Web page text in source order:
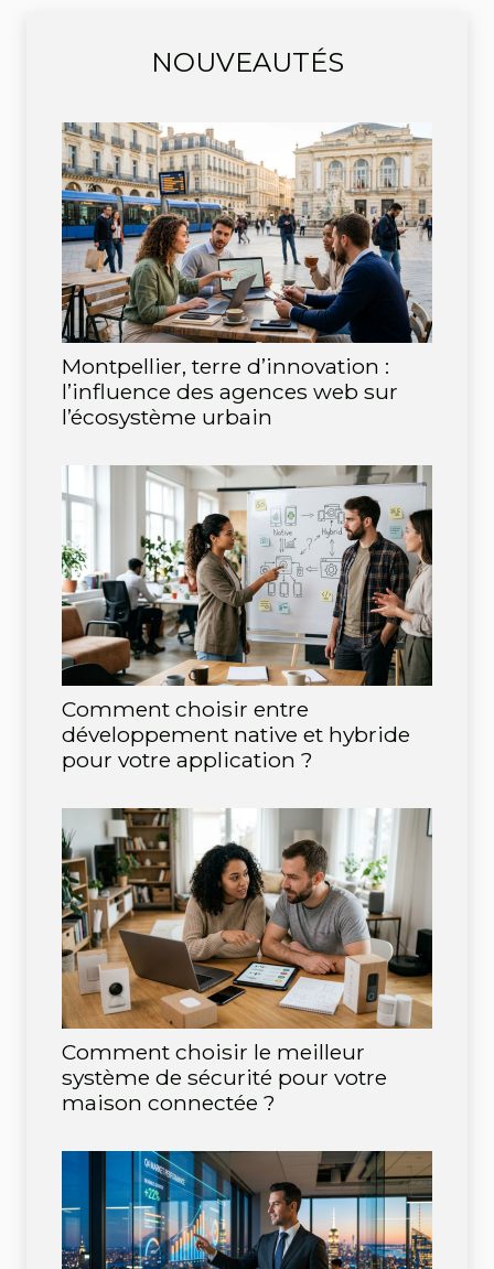
NOUVEAUTÉS
Montpellier, terre d’innovation :
l’influence des agences web sur
l’écosystème urbain
Comment choisir entre
développement native et hybride
pour votre application ?
Comment choisir le meilleur
système de sécurité pour votre
maison connectée ?